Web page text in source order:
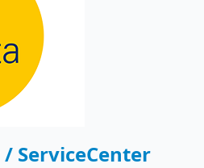
ServiceCenter